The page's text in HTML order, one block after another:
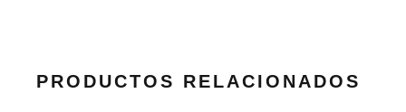
PRODUCTOS RELACIONADOS